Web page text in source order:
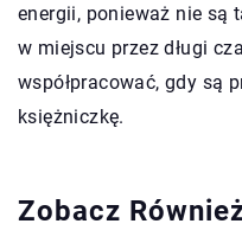
energii, ponieważ nie są
w miejscu przez długi
współpracować, gdy są
księżniczkę.
Zobacz